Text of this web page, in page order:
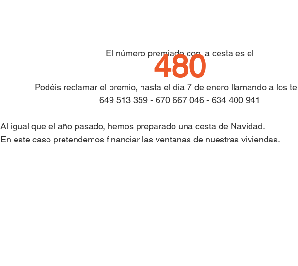
El número premiado con la cesta es el
480
Podéis reclamar el premio, hasta el dia 7 de enero llamando a los
649 513 359 - 670 667 046 - 634 400 941
Al igual que el año pasado, hemos preparado una cesta de Navidad.
En este caso pretendemos financiar las ventanas de nuestras viviendas.